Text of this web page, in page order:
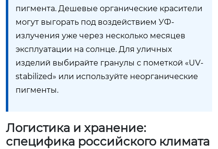
пигмента. Дешевые органические красители
могут выгорать под воздействием УФ-
излучения уже через несколько месяцев
эксплуатации на солнце. Для уличных
изделий выбирайте гранулы с пометкой «UV-
stabilized» или используйте неорганические
пигменты.
Логистика и хранение:
специфика российского климата